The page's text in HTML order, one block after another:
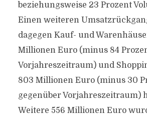
beziehungsweise 23 Prozent
Einen weiteren
dagegen Kauf- und
Millionen Euro (minus 84
Vorjahreszeitraum) und
803 Millionen Euro (minus 30
gegenüber Vorjahreszeitraum)
Weitere 556 Millionen Euro